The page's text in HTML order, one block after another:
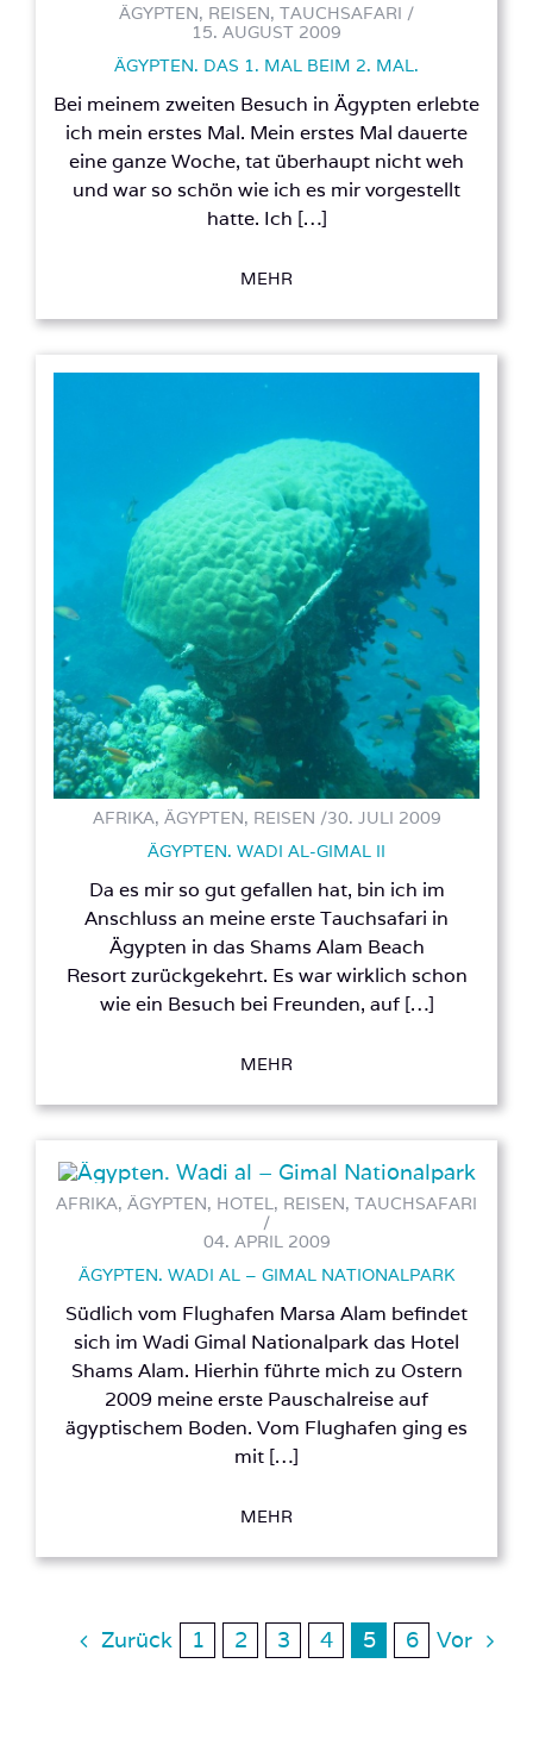
ÄGYPTEN, REISEN, TAUCHSAFARI /
15. AUGUST 2009
ÄGYPTEN. DAS 1. MAL BEIM 2. MAL.
Bei meinem zweiten Besuch in Ägypten erlebte
ich mein erstes Mal. Mein erstes Mal dauerte
eine ganze Woche, tat überhaupt nicht weh
und war so schön wie ich es mir vorgestellt
hatte. Ich […]
MEHR
AFRIKA, ÄGYPTEN, REISEN /30. JULI 2009
ÄGYPTEN. WADI AL-GIMAL II
Da es mir so gut gefallen hat, bin ich im
Anschluss an meine erste Tauchsafari in
Ägypten in das Shams Alam Beach
Resort zurückgekehrt. Es war wirklich schon
wie ein Besuch bei Freunden, auf […]
MEHR
AFRIKA, ÄGYPTEN, HOTEL, REISEN, TAUCHSAFARI
/
04. APRIL 2009
ÄGYPTEN. WADI AL – GIMAL NATIONALPARK
Südlich vom Flughafen Marsa Alam befindet
sich im Wadi Gimal Nationalpark das Hotel
Shams Alam. Hierhin führte mich zu Ostern
2009 meine erste Pauschalreise auf
ägyptischem Boden. Vom Flughafen ging es
mit […]
MEHR
Zurück 1 2 3 4 5 6 Vor